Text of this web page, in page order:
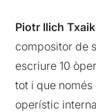
Piotr Ilich
compositor de
escriure 10
tot i que
operístic